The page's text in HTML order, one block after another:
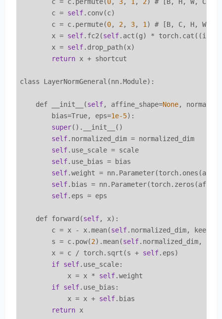
        c = c.permute(
0, 3, 1, 2) # [B, H, W, C] -
        c =
self.conv(c)
        c = c.permute(
0, 2, 3, 1) # [B, C, H, W] -
        x =
self.fc2(self.act(g) * torch.cat((i,
        x =
self.drop_path(x)
return x + shortcut
class LayerNormGeneral(nn.Module):
    def __init__(
self, affine_shape=None,
        bias=True, eps=
1e-5):
super().__init__()
self.normalized_dim = normalized_dim
self.use_scale = scale
self.use_bias = bias
self.weight =
self.bias =
self.eps = eps
    def forward(
self, x):
        c = x - x.mean(
self.normalized_dim,
        s = c.pow(
2).mean(self.normalized_dim,
        x = c / torch.sqrt(s +
self.eps)
if self.use_scale:
            x = x *
self.weight
if self.use_bias:
            x = x +
self.bias
return x